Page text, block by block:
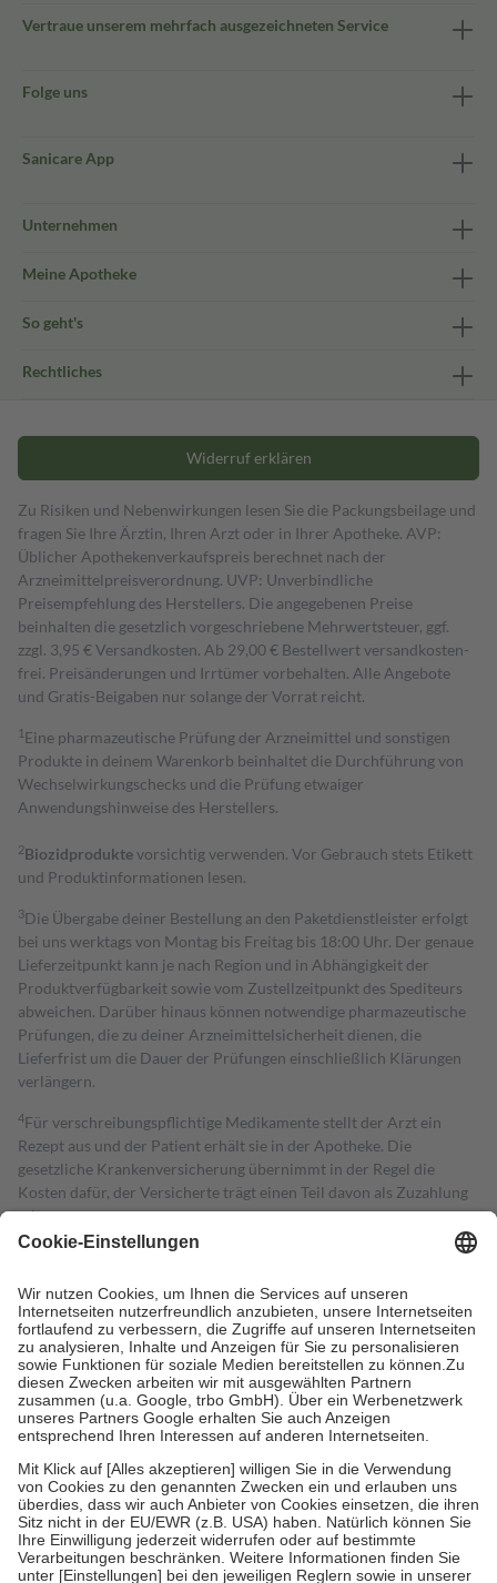
Vertraue unserem mehrfach ausgezeichneten Service
Folge uns
Sanicare App
Unternehmen
Meine Apotheke
So geht's
Rechtliches
Widerruf erklären
Zu Risiken und Nebenwirkungen lesen Sie die Packungsbeilage und
fragen Sie Ihre Ärztin, Ihren Arzt oder in Ihrer Apotheke. AVP:
Üblicher Apothekenverkaufspreis berechnet nach der
Arzneimittelpreisverordnung. UVP: Unverbindliche
Preisempfehlung des Herstellers. Die angegebenen Preise
beinhalten die gesetzlich vorgeschriebene Mehrwertsteuer, ggf.
zzgl. 3,95 € Versandkosten. Ab 29,00 € Bestell­wert versand­kosten­
frei. Preisänderungen und Irrtümer vorbehalten. Alle Angebote
und Gratis-Beigaben nur solange der Vorrat reicht.
1 Eine pharmazeutische Prüfung der Arzneimittel und sonstigen
Produkte in deinem Warenkorb beinhaltet die Durchführung von
Wechselwirkungschecks und die Prüfung etwaiger
Anwendungshinweise des Herstellers.
2Biozidproduktevorsichtig verwenden. Vor Gebrauch stets Etikett
und Produktinformationen lesen.
3Die Übergabe deiner Bestellung an den Paketdienstleister erfolgt
bei uns werktags von Montag bis Freitag bis 18:00 Uhr. Der genaue
Lieferzeitpunkt kann je nach Region und in Abhängigkeit der
Produktverfügbarkeit sowie vom Zustellzeitpunkt des Spediteurs
abweichen. Darüber hinaus können notwendige pharmazeutische
Prüfungen, die zu deiner Arzneimittelsicherheit dienen, die
Lieferfrist um die Dauer der Prüfungen einschließlich Klärungen
verlängern.
4Für verschreibungspflichtige Medikamente stellt der Arzt ein
Rezept aus und der Patient erhält sie in der Apotheke. Die
gesetzliche Krankenversicherung übernimmt in der Regel die
Kosten dafür, der Versicherte trägt einen Teil davon als Zuzahlung
mit.
Grundsätzlich leisten Mitglieder Zuzahlungen in Höhe von zehn
höchstens zehn Euro.
Es sind jedoch nie mehr als die tatsächlichen
Kosten der Leistung zu entrichten.
Diese Regeln gelten grundsätzlich auch für Online-Apotheken.
Bei Heilmitteln und häuslicher Krankenpflege beträgt die
Zuzahlung zehn Prozent der Kosten sowie zehn Euro je
Verordnung.
Um das Engagement der Versicherten für ihre eigene Gesundheit zu
stärken und die besondere Stellung der Familie zu unterstützen,
fallenkeine Zuzahlungenan bei:
• Kindern und Jugendlichen bis zum vollendeten 18. Lebensjahr
mit Ausnahme der Fahrkosten
• Untersuchungen zur Vorsorge und Früherkennung, die von der
GKV getragen werden